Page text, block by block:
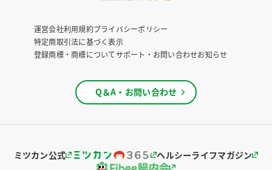
運営会社利用規約プライバシーポリシー
特定商取引法に基づく表示
登録商標・商標についてサポート・お問い合わせお知らせ
Q＆A・お問い合わせ
ミツカン公式 ヘルシーライフマガジン